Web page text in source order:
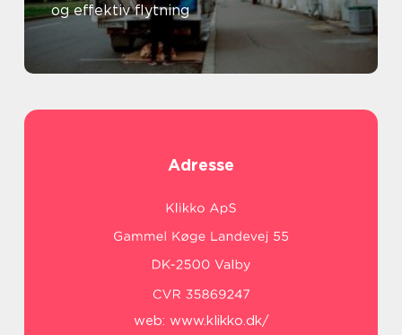
og effektiv flytning
Adresse
web: www.klikko.dk/